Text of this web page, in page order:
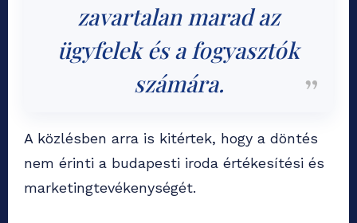
zavartalan marad az
ügyfelek és a fogyasztók
számára.
A közlésben arra is kitértek, hogy a döntés
nem érinti a budapesti iroda értékesítési és
marketingtevékenységét.